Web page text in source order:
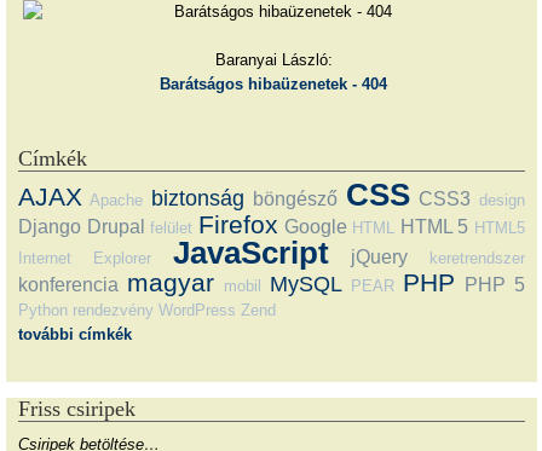
Baranyai László:
Barátságos hibaüzenetek - 404
Címkék
AJAX Apache biztonság böngésző CSS CSS3 design
Django Drupal felület Firefox Google HTML HTML 5 HTML5
Internet Explorer
JavaScript jQuery keretrendszer
konferencia magyar mobil MySQL PEAR PHP PHP 5
Python rendezvény WordPress Zend
további címkék
Friss csiripek
Csiripek betöltése…